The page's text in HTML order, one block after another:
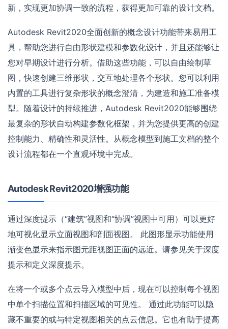
新，实现更加协调一致的流程，获得更加可靠的设计文档。
Autodesk Revit2020全面创新的概念设计功能带来易用工
具，帮助您进行自由形状建模和参数化设计，并且还能够让
您对早期设计进行分析。借助这些功能，可以自由绘制草
图，快速创建三维形状，交互地处理各个形状。您可以利用
内置的工具进行复杂形状的概念澄清，为建造和施工准备模
型。随着设计的持续推进，Autodesk Revit2020能够围绕
最复杂的形状自动构建参数化框架，并为您提供更高的创建
控制能力、精确性和灵活性。从概念模型到施工文档的整个
设计流程都在一个直观环境中完成。
Autodesk Revit2020增强功能
通过深度提示（“建筑”视图和“协调”视图中可用）可以更好
地可视化显示立面视图和剖面视图。 此图形显示功能使用
渐变色显示来指示图元距视图正面的远近。请参见关于深度
提示和定义深度提示。
在将一个或多个点云导入模型中后，现在可以控制每个视图
中单个扫描位置和扫描区域的可见性。 通过此功能可以隐
藏不重要的或与特定视图相关的点云信息。它也有助于提高